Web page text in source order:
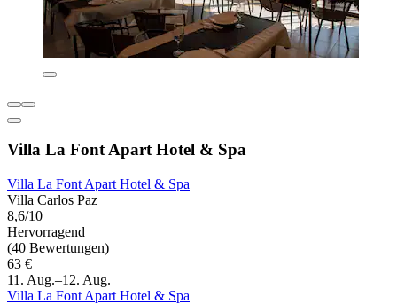
Villa La Font Apart Hotel & Spa
Villa La Font Apart Hotel & Spa
Villa Carlos Paz
8,6/10
Hervorragend
(40 Bewertungen)
63 €
11. Aug.–12. Aug.
Villa La Font Apart Hotel & Spa